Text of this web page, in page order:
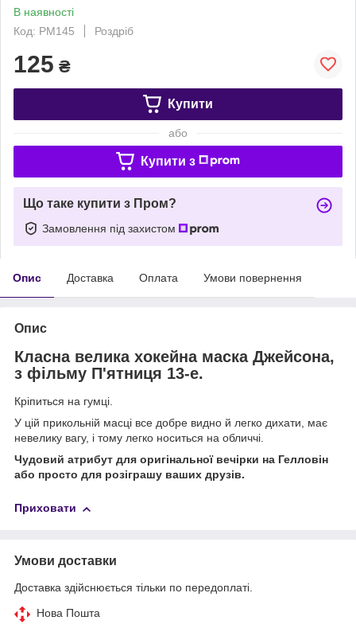
В наявності
Код: PM145
Роздріб
125 ₴
Купити
або
Купити з
Що таке купити з Пром?
Замовлення під захистом
Опис Доставка Оплата Умови повернення
Опис
Класна велика хокейна маска Джейсона,
з фільму П'ятниця 13-е.
Кріпиться на гумці.
У цій прикольній масці все добре видно й легко дихати, має
невелику вагу, і тому легко носиться на обличчі.
Чудовий атрибут для оригінальної вечірки на Гелловін
або просто для розіграшу ваших друзів.
Приховати
Умови доставки
Доставка здійснюється тільки по передоплаті.
Нова Пошта